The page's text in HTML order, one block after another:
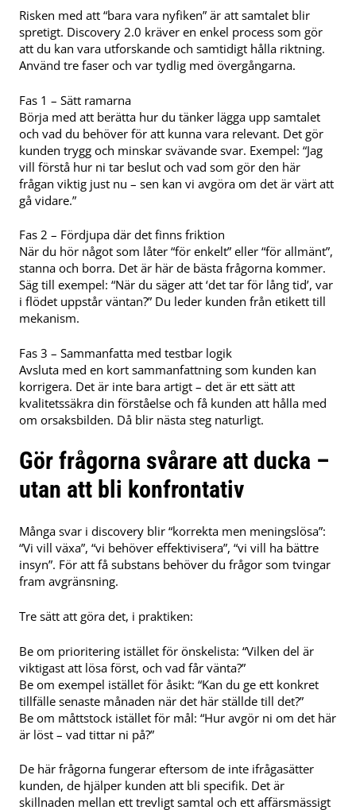
Risken med att “bara vara nyfiken” är att samtalet blir
spretigt. Discovery 2.0 kräver en enkel process som gör
att du kan vara utforskande och samtidigt hålla riktning.
Använd tre faser och var tydlig med övergångarna.
Fas 1 – Sätt ramarna
Börja med att berätta hur du tänker lägga upp samtalet
och vad du behöver för att kunna vara relevant. Det gör
kunden trygg och minskar svävande svar. Exempel: “Jag
vill förstå hur ni tar beslut och vad som gör den här
frågan viktig just nu – sen kan vi avgöra om det är värt att
gå vidare.”
Fas 2 – Fördjupa där det finns friktion
När du hör något som låter “för enkelt” eller “för allmänt”,
stanna och borra. Det är här de bästa frågorna kommer.
Säg till exempel: “När du säger att ‘det tar för lång tid’, var
i flödet uppstår väntan?” Du leder kunden från etikett till
mekanism.
Fas 3 – Sammanfatta med testbar logik
Avsluta med en kort sammanfattning som kunden kan
korrigera. Det är inte bara artigt – det är ett sätt att
kvalitetssäkra din förståelse och få kunden att hålla med
om orsaksbilden. Då blir nästa steg naturligt.
Gör frågorna svårare att ducka –
utan att bli konfrontativ
Många svar i discovery blir “korrekta men meningslösa”:
“Vi vill växa”, “vi behöver effektivisera”, “vi vill ha bättre
insyn”. För att få substans behöver du frågor som tvingar
fram avgränsning.
Tre sätt att göra det, i praktiken:
Be om prioritering istället för önskelista: “Vilken del är
viktigast att lösa först, och vad får vänta?”
Be om exempel istället för åsikt: “Kan du ge ett konkret
tillfälle senaste månaden när det här ställde till det?”
Be om måttstock istället för mål: “Hur avgör ni om det här
är löst – vad tittar ni på?”
De här frågorna fungerar eftersom de inte ifrågasätter
kunden, de hjälper kunden att bli specifik. Det är
skillnaden mellan ett trevligt samtal och ett affärsmässigt